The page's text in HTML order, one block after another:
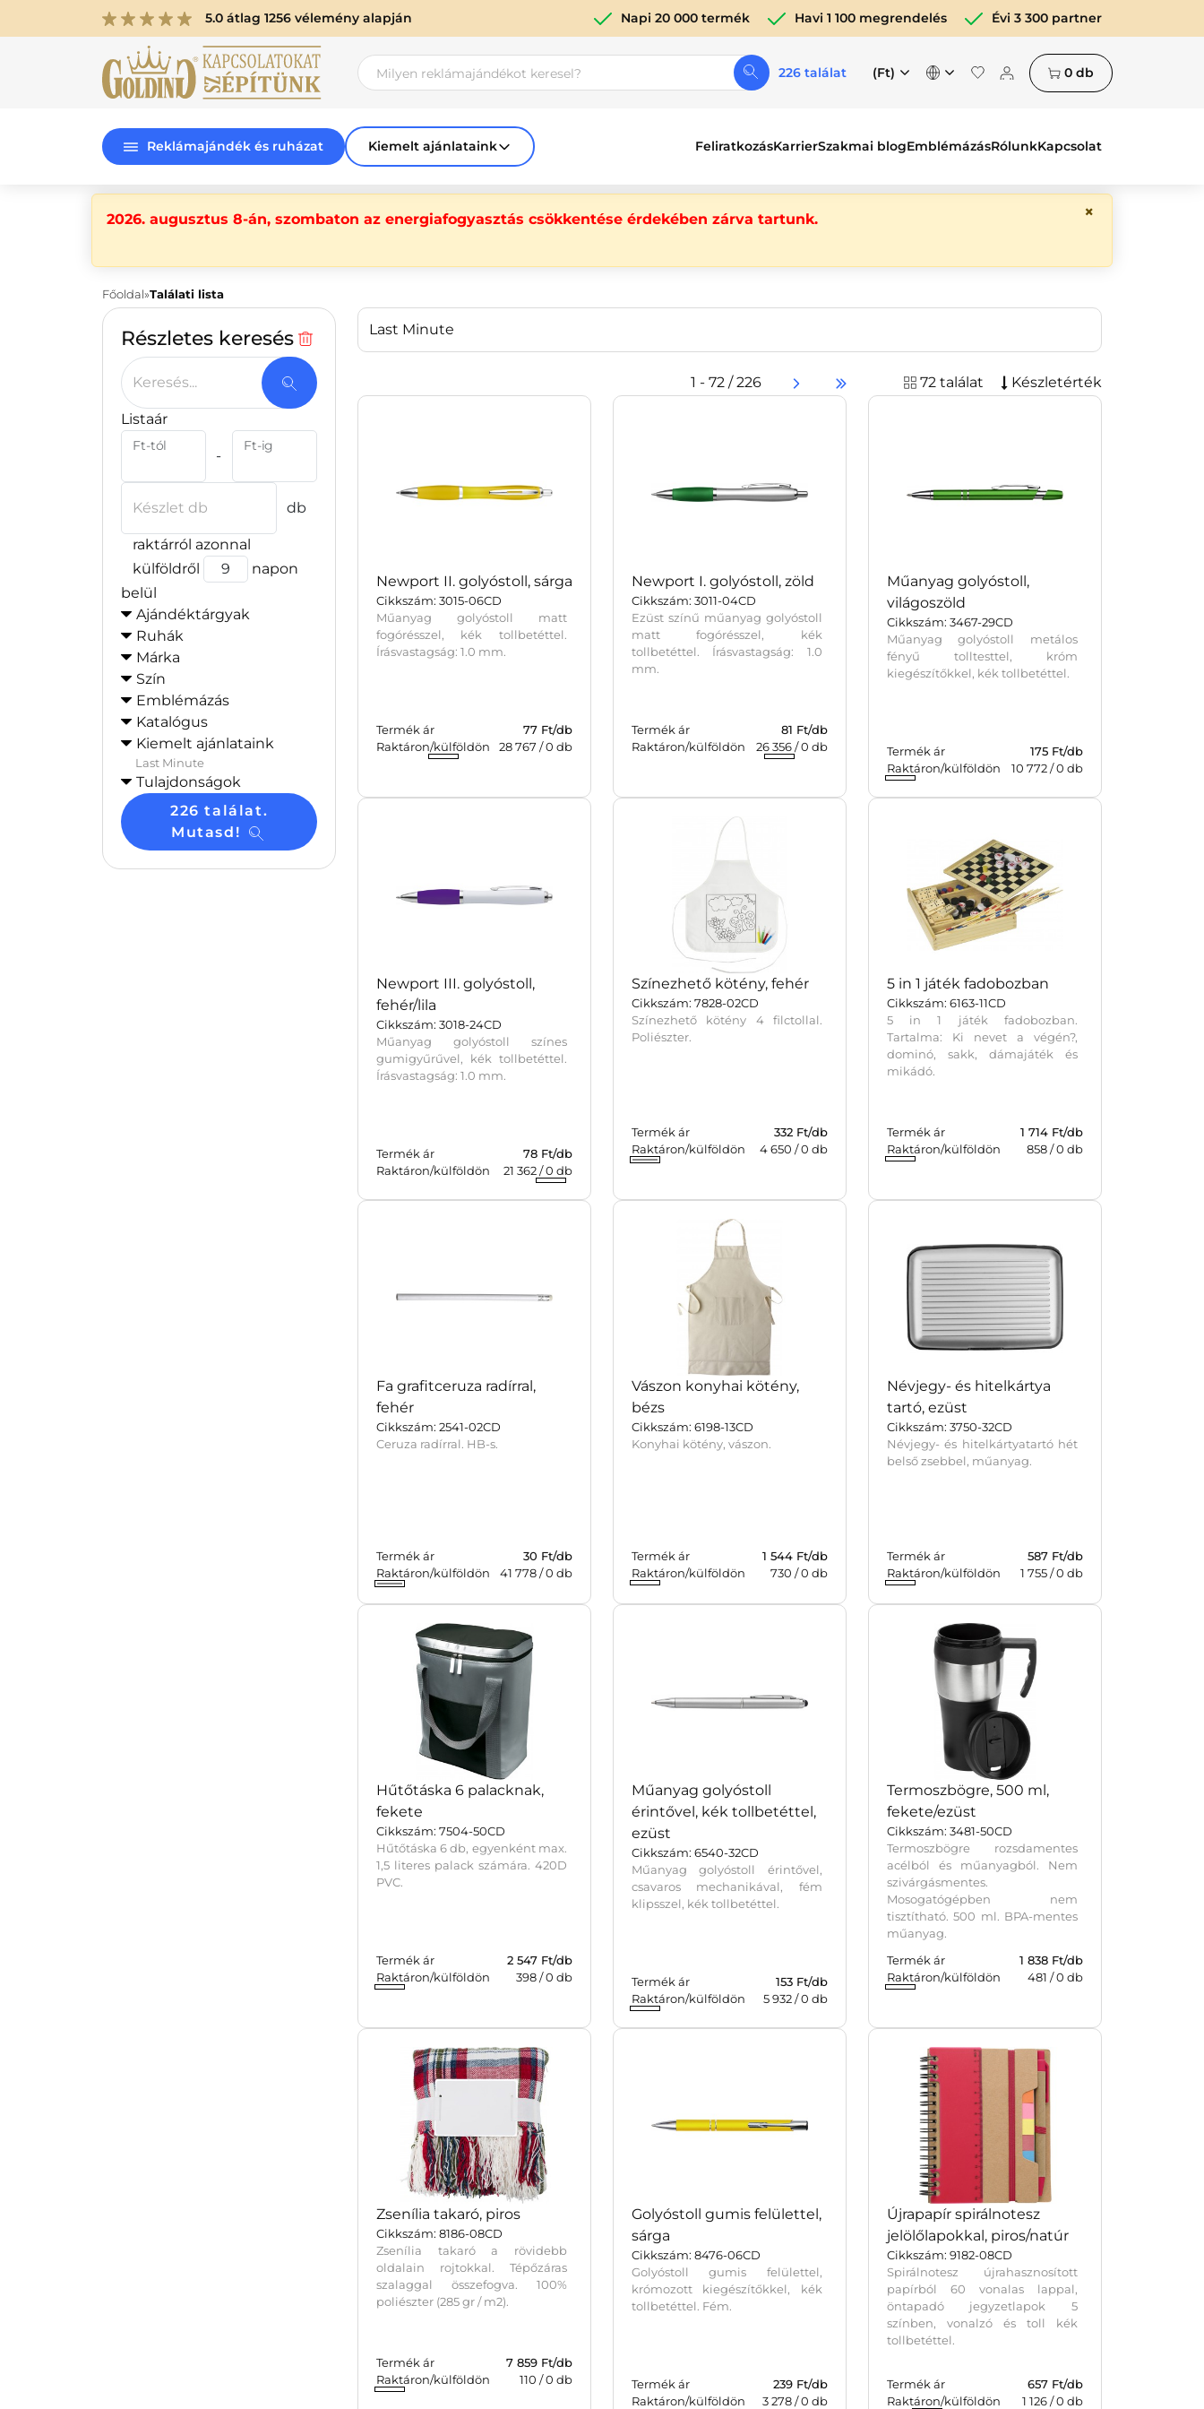
5.0 átlag 1256 vélemény alapján Napi 20 000 termék Havi 1 100 megrendelés Évi 3 300 partner
226 találat (Ft) 0 db
Reklámajándék és ruházat Kiemelt ajánlataink FeliratkozásKarrierSzakmai blogEmblémázásRólunkKapcsolat
×
2026. augusztus 8-án, szombaton az energiafogyasztás csökkentése érdekében zárva tartunk.
Főoldal Találati lista
Részletes keresés
Keresés...
Listaár
Ft-tól
-
Ft-ig
Készlet db db
raktárról azonnal
külföldről
napon
belül
Ajándéktárgyak
Ruhák
Márka
Szín
Emblémázás
Katalógus
Kiemelt ajánlataink
Last Minute
Tulajdonságok
226 találat.
Mutasd!
Last Minute
72 találat Készletérték
1 - 72 / 226
Newport II. golyóstoll, sárga
Cikkszám: 3015-06CD
Műanyag golyóstoll matt
fogórésszel, kék tollbetéttel.
Írásvastagság: 1.0 mm.
Termék ár
77 Ft/db
Raktáron/külföldön
28 767 /0 db
Newport I. golyóstoll, zöld
Cikkszám: 3011-04CD
Ezüst színű műanyag golyóstoll
matt fogórésszel, kék
tollbetéttel. Írásvastagság: 1.0
mm.
Termék ár
81 Ft/db
Raktáron/külföldön
26 356/0 db
Műanyag golyóstoll,
világoszöld
Cikkszám: 3467-29CD
Műanyag golyóstoll metálos
fényű tolltesttel, króm
kiegészítőkkel, kék tollbetéttel.
Termék ár
175 Ft/db
Raktáron/külföldön
10 772/0 db
Newport III. golyóstoll,
fehér/lila
Cikkszám: 3018-24CD
Műanyag golyóstoll színes
gumigyűrűvel, kék tollbetéttel.
Írásvastagság: 1.0 mm.
Termék ár
78 Ft/db
Raktáron/külföldön
21 362/0 db
Színezhető kötény, fehér
Cikkszám: 7828-02CD
Színezhető kötény 4 filctollal.
Poliészter.
Termék ár
332 Ft/db
Raktáron/külföldön
4 650 /0 db
5 in 1 játék fadobozban
Cikkszám: 6163-11CD
5 in 1 játék fadobozban.
Tartalma: Ki nevet a végén?,
dominó, sakk, dámajáték és
mikádó.
Termék ár
1 714 Ft/db
Raktáron/külföldön
858/0 db
Fa grafitceruza radírral,
fehér
Cikkszám: 2541-02CD
Ceruza radírral. HB-s.
Termék ár
30 Ft/db
Raktáron/külföldön
41 778/0 db
Vászon konyhai kötény,
bézs
Cikkszám: 6198-13CD
Konyhai kötény, vászon.
Termék ár
1 544 Ft/db
Raktáron/külföldön
730 /0 db
Névjegy- és hitelkártya
tartó, ezüst
Cikkszám: 3750-32CD
Névjegy- és hitelkártyatartó hét
belső zsebbel, műanyag.
Termék ár
587 Ft/db
Raktáron/külföldön
1 755/0 db
Hűtőtáska 6 palacknak,
fekete
Cikkszám: 7504-50CD
Hűtőtáska 6 db, egyenként max.
1,5 literes palack számára. 420D
PVC.
Termék ár
2 547 Ft/db
Raktáron/külföldön
398/0 db
Műanyag golyóstoll
érintővel, kék tollbetéttel,
ezüst
Cikkszám: 6540-32CD
Műanyag golyóstoll érintővel,
csavaros mechanikával, fém
klipsszel, kék tollbetéttel.
Termék ár
153 Ft/db
Raktáron/külföldön
5 932/0 db
Termoszbögre, 500 ml,
fekete/ezüst
Cikkszám: 3481-50CD
Termoszbögre rozsdamentes
acélból és műanyagból. Nem
szivárgásmentes.
Mosogatógépben nem
tisztítható. 500 ml. BPA-mentes
műanyag.
Termék ár
1 838 Ft/db
Raktáron/külföldön
481 /0 db
Zsenília takaró, piros
Cikkszám: 8186-08CD
Zsenília takaró a rövidebb
oldalain rojtokkal. Tépőzáras
szalaggal összefogva. 100%
poliészter (285 gr / m2).
Termék ár
7 859 Ft/db
Raktáron/külföldön
110 /0 db
Golyóstoll gumis felülettel,
sárga
Cikkszám: 8476-06CD
Golyóstoll gumis felülettel,
krómozott kiegészítőkkel, kék
tollbetéttel. Fém.
Termék ár
239 Ft/db
Raktáron/külföldön
3 278/0 db
Újrapapír spirálnotesz
jelölőlapokkal, piros/natúr
Cikkszám: 9182-08CD
Spirálnotesz újrahasznosított
papírból 60 vonalas lappal,
öntapadó jegyzetlapok 5
színben, vonalzó és toll kék
tollbetéttel.
Termék ár
657 Ft/db
Raktáron/külföldön
1 126/0 db